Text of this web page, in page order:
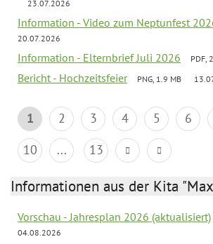
23.07.2026
Information - Video zum Neptunfest
20.07.2026
Information - Elternbrief Juli 2026 PDF,
Bericht - Hochzeitsfeier PNG, 1.9 MB
1 2 3 4 5 6
10
... 13
Informationen aus der Kita
Vorschau - Jahresplan 2026 (aktualisiert)
04.08.2026